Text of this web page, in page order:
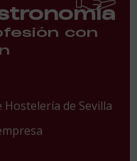
con
Hostelería de Sevilla